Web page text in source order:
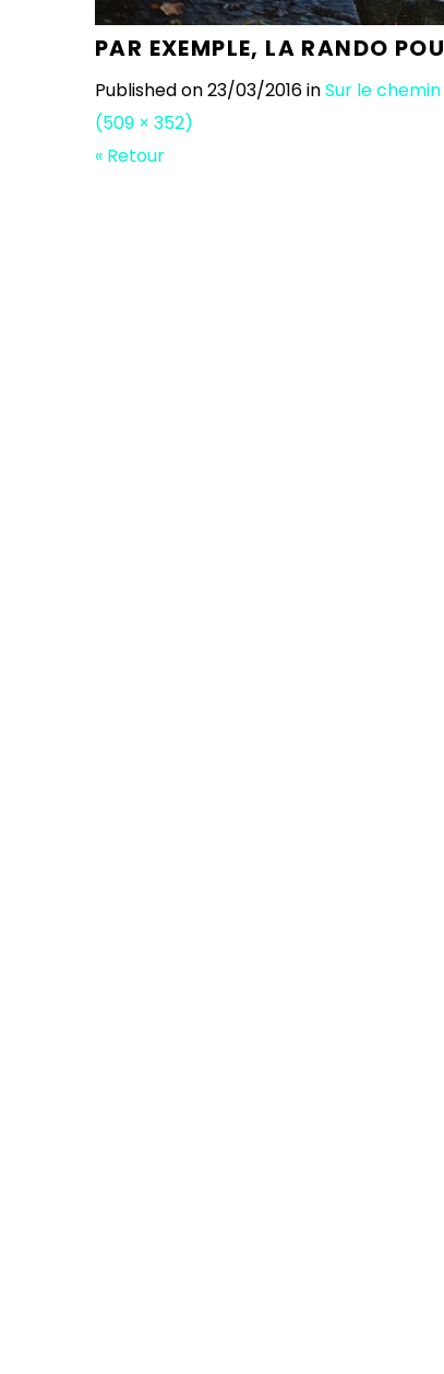
PAR EXEMPLE, LA RANDO
Published on23/03/2016inSur le
(509 × 352)
« Retour